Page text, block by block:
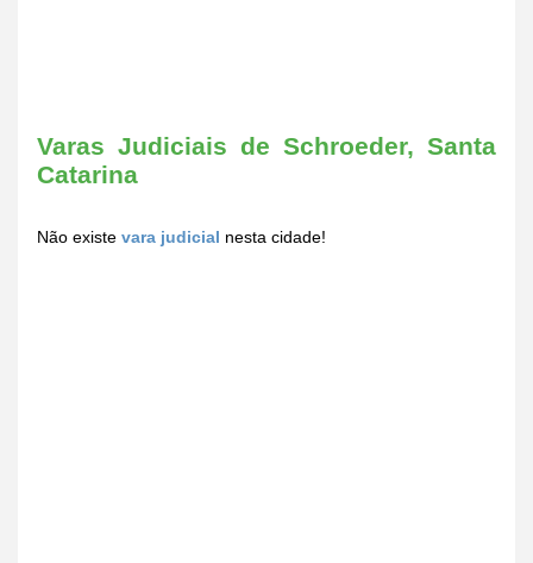
Varas Judiciais de Schroeder, Santa
Catarina
Não existe vara judicial nesta cidade!